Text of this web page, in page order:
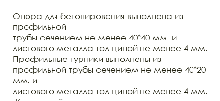
Опора для бетонирования выполнена из
профильной
трубы сечением не менее 40*40 мм. и
листового металла толщиной не менее 4 мм.
Профильные турники выполнены из
профильной трубы сечением не менее 40*20
мм. и
листового металла толщиной не менее 4 мм.